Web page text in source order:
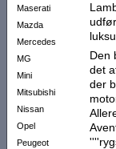
Maserati
Mazda
Mercedes
MG
Mini
Mitsubishi
Nissan
Opel
Peugeot
Den
det
der